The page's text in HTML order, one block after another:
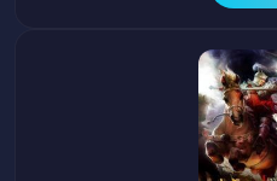
Глава 17.
Глава 17.